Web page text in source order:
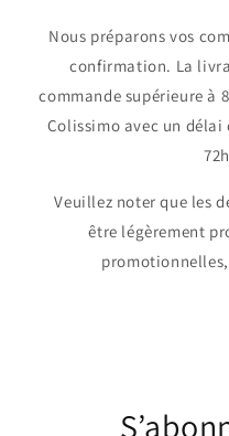
Nous préparons vos
confirmation. La
commande supérieure à
Colissimo avec un
Veuillez noter que les
être légèrement